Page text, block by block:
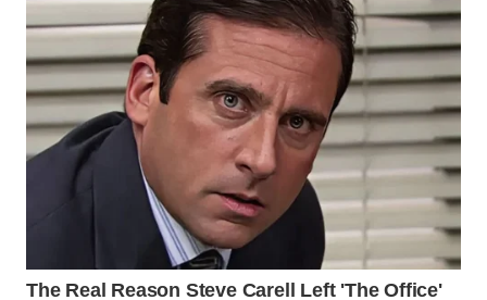
WN
UTARA
WN
SAMOSIR